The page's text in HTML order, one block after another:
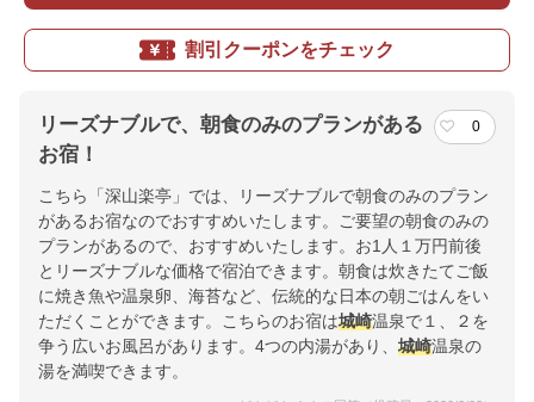
割引クーポンをチェック
リーズナブルで、朝食のみのプランがある
お宿！
0
こちら「深山楽亭」では、リーズナブルで朝食のみのプラン
があるお宿なのでおすすめいたします。ご要望の朝食のみの
プランがあるので、おすすめいたします。お1人１万円前後
とリーズナブルな価格で宿泊できます。朝食は炊きたてご飯
に焼き魚や温泉卵、海苔など、伝統的な日本の朝ごはんをい
ただくことができます。こちらのお宿は城崎温泉で１、２を
争う広いお風呂があります。4つの内湯があり、 城崎温泉の
湯を満喫できます。